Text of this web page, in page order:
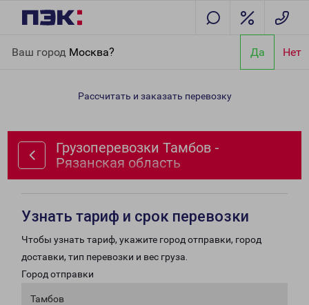
Ваш город Москва? Да Нет
область
Рассчитать и заказать перевозку
Грузоперевозки Тамбов -
Рязанская область
Узнать тариф и срок перевозки
Чтобы узнать тариф, укажите город отправки, город
доставки, тип перевозки и вес груза.
Город отправки
Тамбов